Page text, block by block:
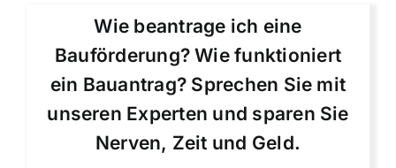
Wie beantrage ich eine
Bauförderung? Wie funktioniert
ein Bauantrag? Sprechen Sie mit
unseren Experten und sparen Sie
Nerven, Zeit und Geld.